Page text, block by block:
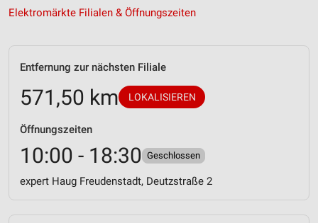
Elektromärkte Filialen & Öffnungszeiten
Entfernung zur nächsten Filiale
571,50 km LOKALISIEREN
Öffnungszeiten
10:00 - 18:30 Geschlossen
expert Haug Freudenstadt, Deutzstraße 2